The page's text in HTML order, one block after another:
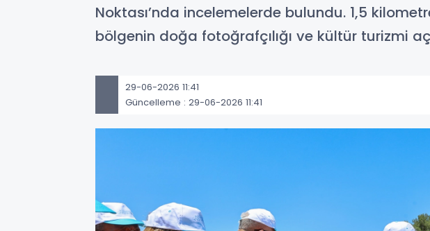
Noktası’nda incelemelerde bulundu. 1,5
bölgenin doğa fotoğrafçılığı ve kültür turizmi
29-06-2026 11:41
Güncelleme : 29-06-2026 11:41